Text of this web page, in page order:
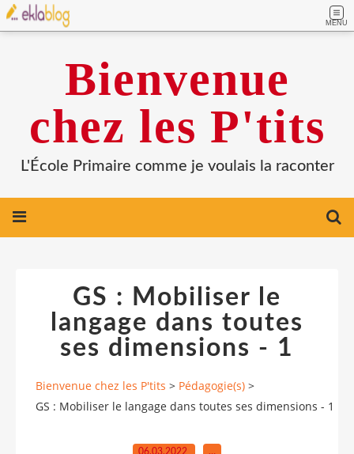
MENU
Bienvenue
chez les P'tits
L'École Primaire comme je voulais la raconter
GS : Mobiliser le
langage dans toutes
ses dimensions - 1
Bienvenue chez les P'tits > Pédagogie(s) >
GS : Mobiliser le langage dans toutes ses dimensions - 1
06.03.2022 …